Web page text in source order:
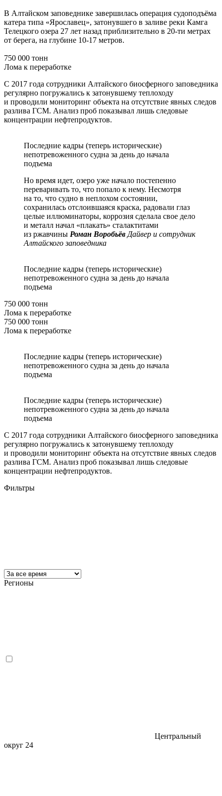
В Алтайском заповеднике завершилась операция судоподъёма
катера типа «Ярославец», затонувшего в заливе реки Камга
Телецкого озера 27 лет назад приблизительно в 20-ти метрах
от берега, на глубине 10-17 метров.
750 000 тонн
Лома к переработке
С 2017 года сотрудники Алтайского биосферного заповедника
регулярно погружались к затонувшему теплоходу
и проводили мониторинг объекта на отсутствие явных следов
разлива ГСМ. Анализ проб показывал лишь следовые
концентрации нефтепродуктов.
Последние кадры (теперь исторические)
непотревоженного судна за день до начала
подъема
Но время идет, озеро уже начало постепенно
переваривать то, что попало к нему. Несмотря
на то, что судно в неплохом состоянии,
сохранилась отслоившаяся краска, радовали глаз
целые иллюминаторы, коррозия сделала свое дело
и металл начал «плакать» сталактитами
из ржавчины Роман Воробьёв Дайвер и сотрудник
Алтайского заповедника
Последние кадры (теперь исторические)
непотревоженного судна за день до начала
подъема
750 000 тонн
Лома к переработке
750 000 тонн
Лома к переработке
Последние кадры (теперь исторические)
непотревоженного судна за день до начала
подъема
Последние кадры (теперь исторические)
непотревоженного судна за день до начала
подъема
С 2017 года сотрудники Алтайского биосферного заповедника
регулярно погружались к затонувшему теплоходу
и проводили мониторинг объекта на отсутствие явных следов
разлива ГСМ. Анализ проб показывал лишь следовые
концентрации нефтепродуктов.
Фильтры
Регионы
Центральный
округ 24